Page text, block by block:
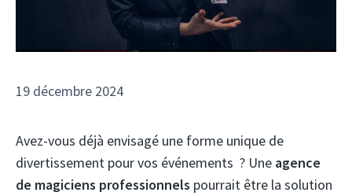
19 décembre 2024
Avez-vous déjà envisagé une forme unique de
divertissement pour vos événements ? Une agence
de magiciens professionnels pourrait être la solution